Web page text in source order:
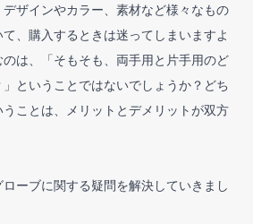
ザインやカラー、素材など様々なもの
、購入するときは迷ってしまいますよ
は、「そもそも、両手用と片手用のど
ということではないでしょうか？どち
ことは、メリットとデメリットが双方
ーブに関する疑問を解決していきまし